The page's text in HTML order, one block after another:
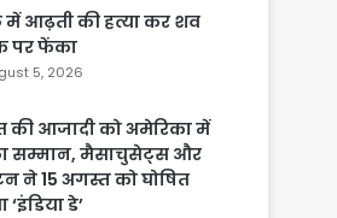
में आढ़ती की हत्या कर शव
पर फेंका
5, 2026
की आजादी को अमेरिका में
सम्मान, मैसाचुसेट्स और
ने 15 अगस्त को घोषित
‘इंडिया डे’